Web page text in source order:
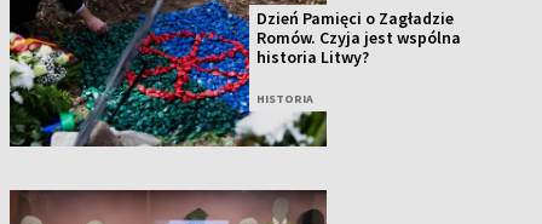
Dzień Pamięci o Zagładzie
Romów. Czyja jest wspólna
historia Litwy?
HISTORIA